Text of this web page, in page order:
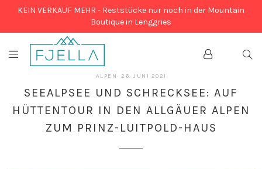
KEIN VERKAUF MEHR - Reststücke nur noch in der Mountain
Boutique in Lenggries
Account
ALPEN· 26. JUNI 2021
2021
SEEALPSEE UND SCHRECKSEE: AUF
HÜTTENTOUR IN DEN ALLGÄUER ALPEN
ZUM PRINZ-LUITPOLD-HAUS